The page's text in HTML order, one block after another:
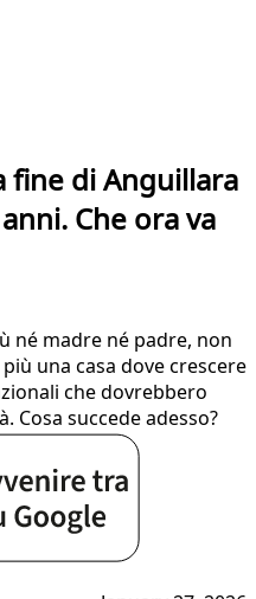
fine di Anguillara
Che ora va
né madre né padre, non
una casa dove crescere
che dovrebbero
Cosa succede adesso?